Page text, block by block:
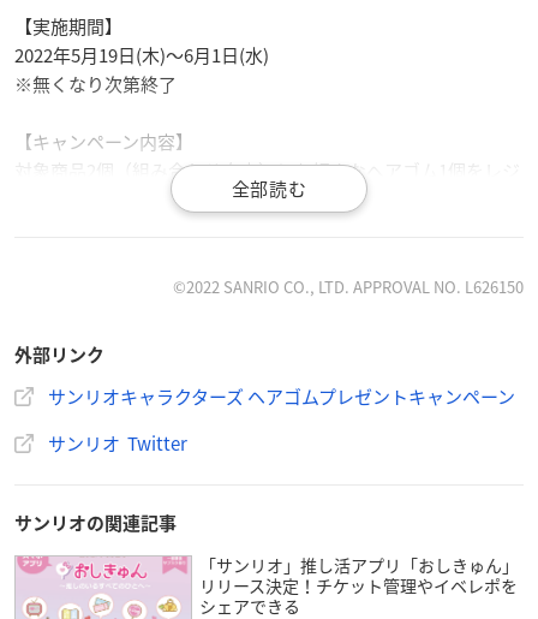
【実施期間】
2022年5月19日(木)～6月1日(水)
※無くなり次第終了
【キャンペーン内容】
対象商品2個（組み合わせ自由）とお好きなヘアゴム1個をレジ
までお持ちください。
・大粒ラムネ ミックスベリーソーダ味
・大粒ラムネ 強炭酸シュワコーラ
・ハイチュウプレミアム 巨峰
・ハイチュウプレミアム マスクメロン
・すッパイチュウ プレミアム 爽快レモン
・ハイチュウ アソート
©2022 SANRIO CO., LTD. APPROVAL NO. L626150
外部リンク
サンリオキャラクターズ ヘアゴムプレゼントキャンペーン
サンリオ Twitter
サンリオの関連記事
「サンリオ」推し活アプリ「おしきゅん」
リリース決定！チケット管理やイベレポを
シェアできる